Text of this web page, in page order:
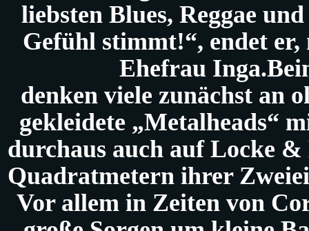
liebsten Blues, Reggae
Gefühl stimmt!“, endet
Ehefrau Inga.
denken viele zunächst an
gekleidete „Metalheads“
durchaus auch auf Locke
Quadratmetern ihrer
Vor allem in Zeiten von